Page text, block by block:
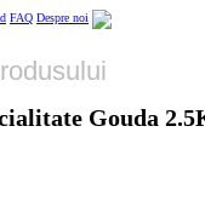
FAQ Despre noi
Gouda